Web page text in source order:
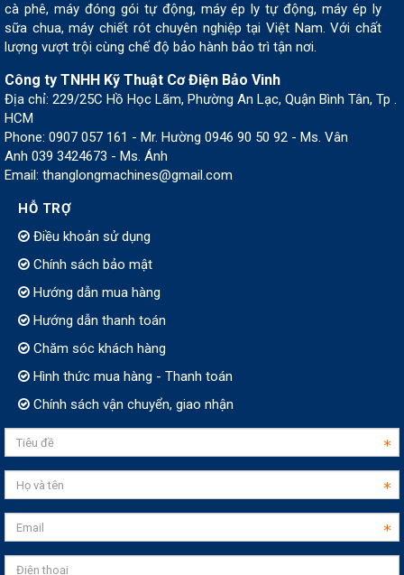
cà phê, máy đóng gói tự động, máy ép ly tự động, máy ép ly
sữa chua, máy chiết rót chuyên nghiệp tại Việt Nam. Với chất
lượng vượt trội cùng chế độ bảo hành bảo trì tận nơi.
Công ty TNHH Kỹ Thuật Cơ Điện Bảo Vinh
Địa chỉ: 229/25C Hồ Học Lãm, Phường An Lạc, Quận Bình Tân, Tp .
HCM
Phone: 0907 057 161 - Mr. Hường 0946 90 50 92 - Ms. Vân
Anh 039 3424673 - Ms. Ánh
Email: thanglongmachines@gmail.com
HỖ TRỢ
Điều khoản sử dụng
Chính sách bảo mật
Hướng dẫn mua hàng
Hướng dẫn thanh toán
Chăm sóc khách hàng
Hình thức mua hàng - Thanh toán
Chính sách vận chuyển, giao nhận